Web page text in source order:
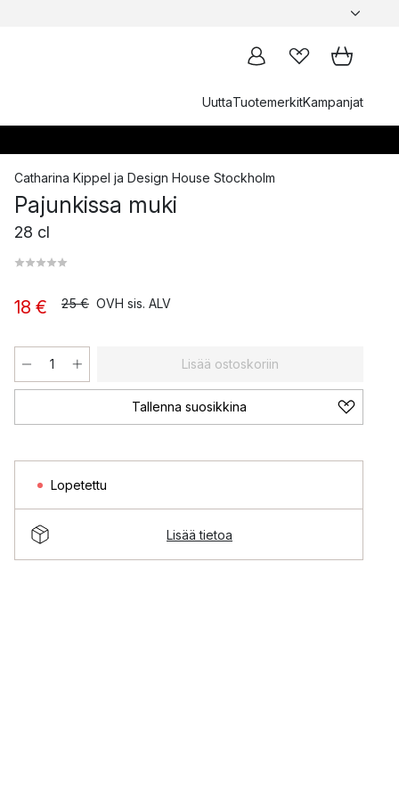
UuttaTuotemerkitKampanjat
Catharina Kippel ja Design House Stockholm
Pajunkissa muki
28 cl
18 € 25 € OVH sis. ALV
Lisää ostoskoriin
Tallenna suosikkina
Lopetettu
Lisää tietoa